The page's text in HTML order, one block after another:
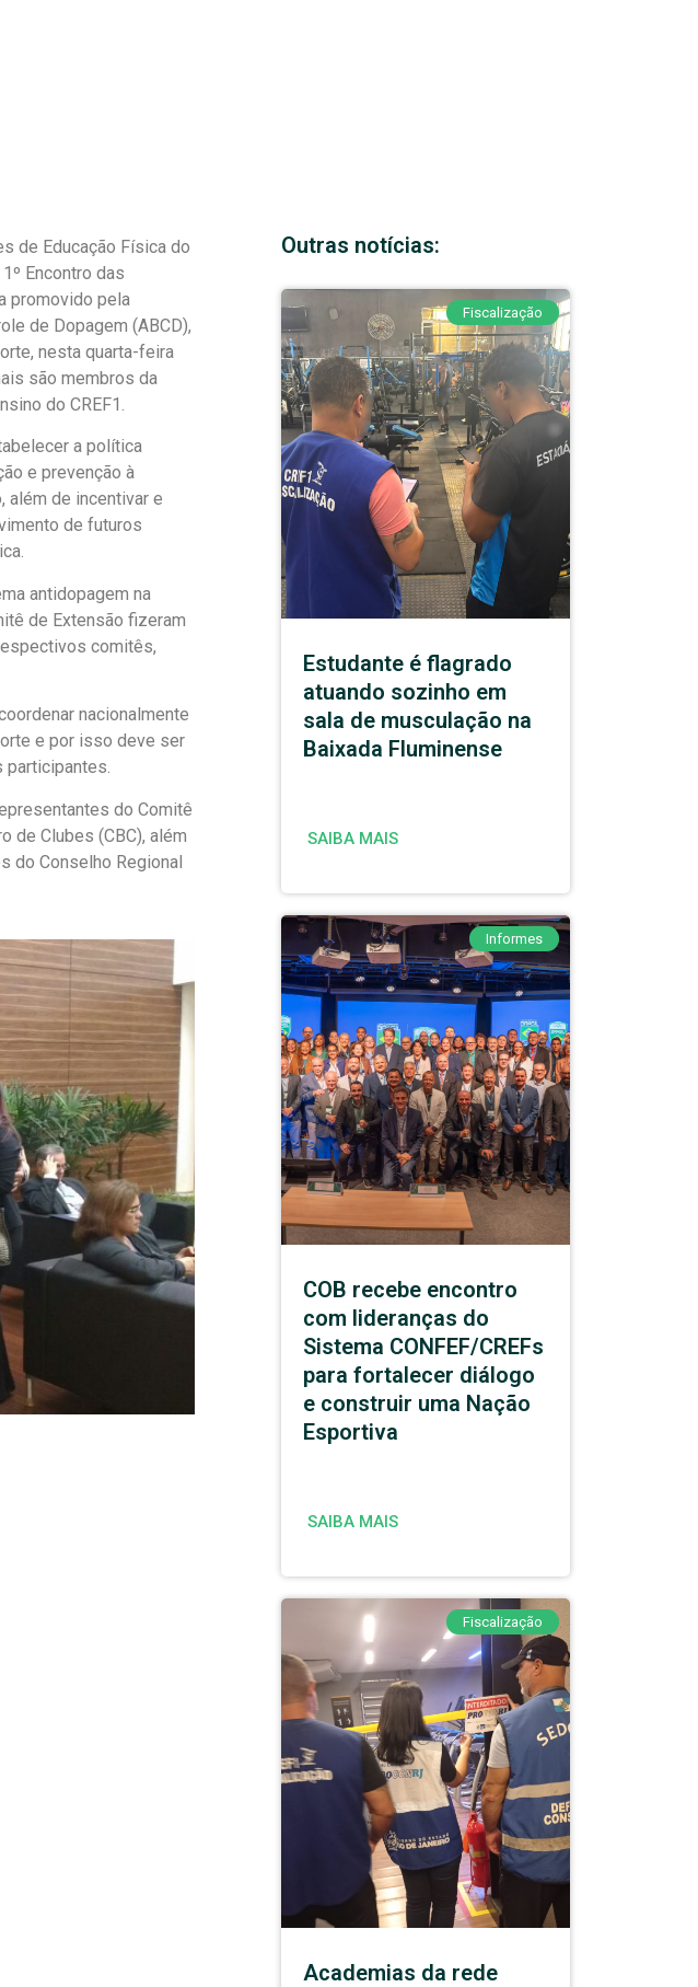
de Educação Física do
Encontro das
promovido pela
de Dopagem (ABCD),
nesta quarta-feira
são membros da
do CREF1.
a política
e prevenção à
além de incentivar e
de futuros
antidopagem na
de Extensão fizeram
comitês,
nacionalmente
e por isso deve ser
participantes.
do Comitê
de Clubes (CBC), além
do Conselho Regional
Outras notícias:
Fiscalização
Estudante é flagrado
atuando sozinho em
sala de musculação na
Baixada Fluminense
SAIBA MAIS
Informes
COB recebe encontro
com lideranças do
Sistema CONFEF/CREFs
para fortalecer diálogo
e construir uma Nação
Esportiva
SAIBA MAIS
Fiscalização
Academias da rede